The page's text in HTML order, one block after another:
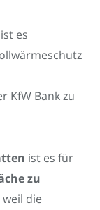
es
KfW Bank zu
ist es für
zu
die